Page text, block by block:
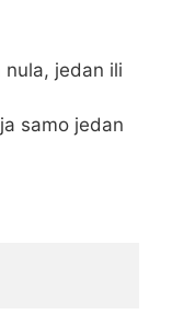
nula, jedan ili
samo jedan